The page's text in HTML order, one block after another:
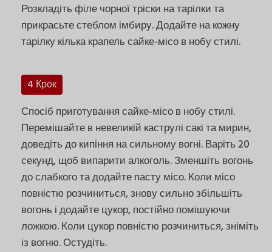
Розкладіть філе чорної тріски на тарілки та
прикрасьте стеблом імбиру. Додайте на кожну
тарілку кілька крапель сайке-місо в нобу стилі.
4 Крок
Спосіб приготування сайке-місо в нобу стилі.
Перемішайте в невеликій каструлі сакі та мирин,
доведіть до кипіння на сильному вогні. Варіть 20
секунд, щоб випарити алкоголь. Зменшіть вогонь
до слабкого та додайте пасту місо. Коли місо
повністю розчиниться, знову сильно збільшіть
вогонь і додайте цукор, постійно помішуючи
ложкою. Коли цукор повністю розчиниться, зніміть
із вогню. Остудіть.